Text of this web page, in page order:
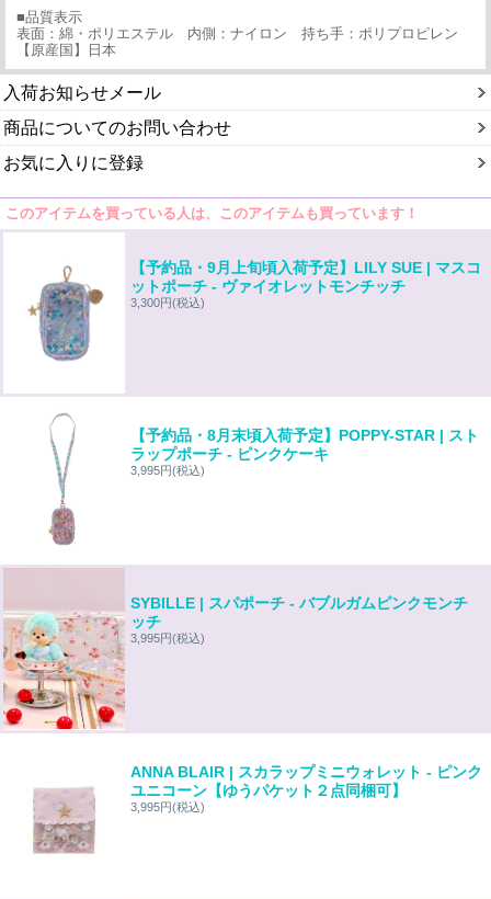
■品質表示
表面：綿・ポリエステル 内側：ナイロン 持ち手：ポリプロピレン
【原産国】日本
入荷お知らせメール
商品についてのお問い合わせ
お気に入りに登録
このアイテムを買っている人は、このアイテムも買っています！
【予約品・9月上旬頃入荷予定】LILY SUE | マスコ
ットポーチ - ヴァイオレットモンチッチ
3,300円(税込)
【予約品・8月末頃入荷予定】POPPY-STAR | スト
ラップポーチ - ピンクケーキ
3,995円(税込)
SYBILLE | スパポーチ - バブルガムピンクモンチ
ッチ
3,995円(税込)
ANNA BLAIR | スカラップミニウォレット - ピンク
ユニコーン【ゆうパケット２点同梱可】
3,995円(税込)